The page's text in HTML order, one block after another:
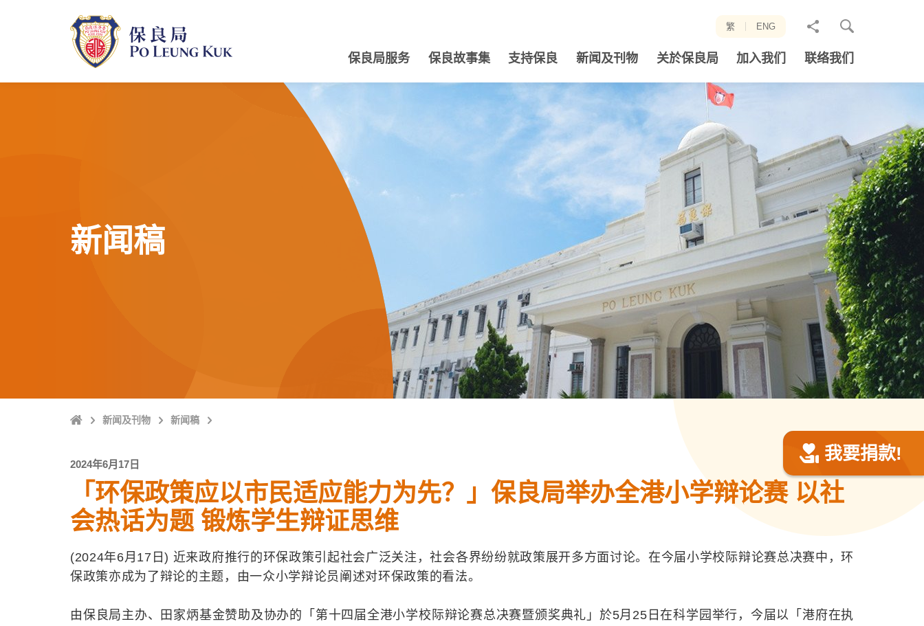
繁 ENG
分
至
保良局服务 保良故事集 支持保良 新闻及刊物 关於保良局 加入我们 联络我们
新闻稿
Home新闻及刊物 新闻稿
我要捐款!
2024年6月17日
「环保政策应以市民适应能力为先？」保良局举办全港小学辩论赛 以社
会热话为题 锻炼学生辩证思维
(2024年6月17日) 近来政府推行的环保政策引起社会广泛关注，社会各界纷纷就政策展开多方面讨论。在今届小学校际辩论赛总决赛中，环
保政策亦成为了辩论的主题，由一众小学辩论员阐述对环保政策的看法。
由保良局主办、田家炳基金赞助及协办的「第十四届全港小学校际辩论赛总决赛暨颁奖典礼」於5月25日在科学园举行，今届以「港府在执